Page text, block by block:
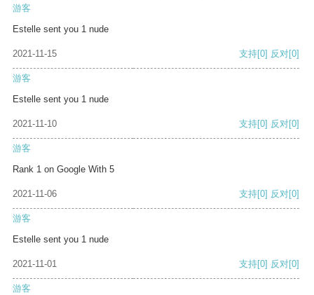
游客
Estelle sent you 1 nude
2021-11-15 支持[0] 反对[0]
游客
Estelle sent you 1 nude
2021-11-10 支持[0] 反对[0]
游客
Rank 1 on Google With 5
2021-11-06 支持[0] 反对[0]
游客
Estelle sent you 1 nude
2021-11-01 支持[0] 反对[0]
游客